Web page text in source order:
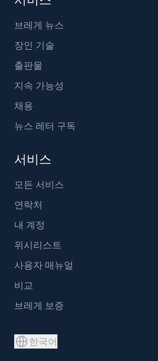
브레게 뉴스
장인 기술
출판물
지속 가능성
채용
뉴스 레터 구독
서비스
모든 서비스
연락처
내 계정
위시리스트
사용자 매뉴얼
비교
브레게 보증
한국어